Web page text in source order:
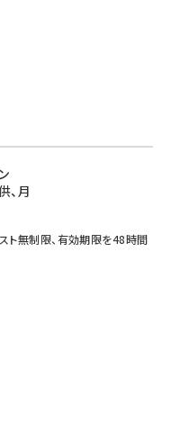
、月
ト無制限、有効期限を48時間